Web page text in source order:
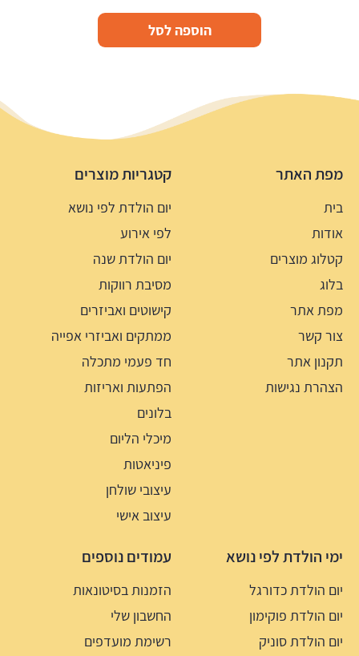
הוספה לסל
מפת האתר
בית
אודות
קטלוג מוצרים
בלוג
מפת אתר
צור קשר
תקנון אתר
הצהרת נגישות
קטגריות מוצרים
יום הולדת לפי נושא
לפי אירוע
יום הולדת שנה
מסיבת רווקות
קישוטים ואביזרים
ממתקים ואביזרי אפייה
חד פעמי מתכלה
הפתעות ואריזות
בלונים
מיכלי הליום
פיניאטות
עיצובי שולחן
עיצוב אישי
ימי הולדת לפי נושא
יום הולדת כדורגל
יום הולדת פוקימון
יום הולדת סוניק
עמודים נוספים
הזמנות בסיטונאות
החשבון שלי
רשימת מועדפים